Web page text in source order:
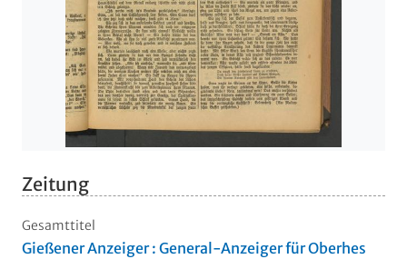
Zeitung
Gesamttitel
Gießener Anzeiger : General-Anzeiger für Oberhes